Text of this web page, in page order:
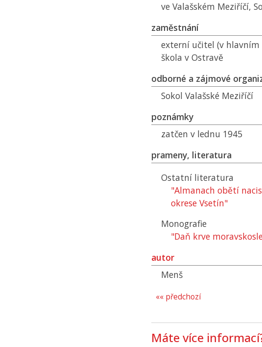
ve Valašském Meziříčí,
zaměstnání
externí učitel (v
škola v Ostravě
odborné a zájmové
Sokol Valašské Meziříčí
poznámky
zatčen v lednu 1945
prameny, literatura
Ostatní literatura
"Almanach obětí
okrese Vsetín"
Monografie
"Daň krve
autor
Menš
«« předchozí
Máte více